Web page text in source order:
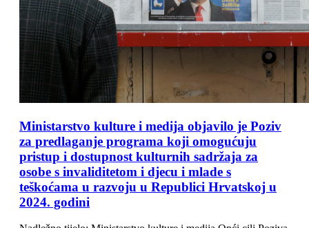
Ministarstvo kulture i medija objavilo je Poziv
za predlaganje programa koji omogućuju
pristup i dostupnost kulturnih sadržaja za
osobe s invaliditetom i djecu i mlade s
teškoćama u razvoju u Republici Hrvatskoj u
2024. godini